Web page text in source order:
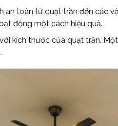
toàn từ quạt trần đến các
động một cách hiệu quả.
kích thước của quạt trần.